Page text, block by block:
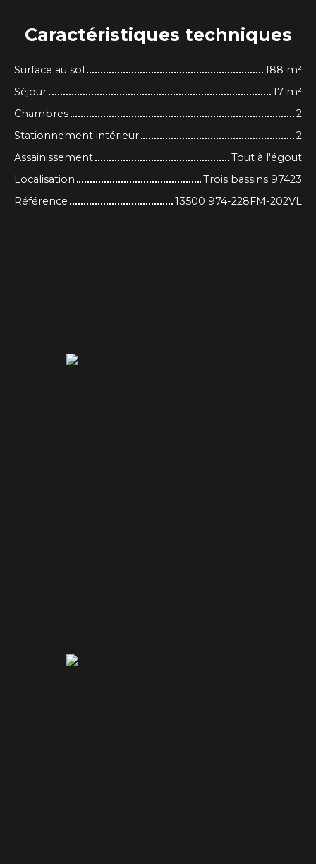
Caractéristiques techniques
Surface au sol 188 m²
Séjour
17 m²
Chambres
2
Stationnement intérieur
2
Assainissement
Tout à l'égout
Localisation
Trois bassins 97423
Référence
13500 974-228FM-202VL